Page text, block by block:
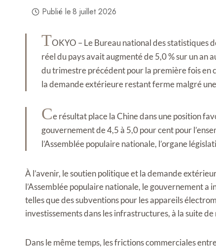
Publié le8 juillet 2026
TOKYO – Le Bureau national des statistiques
réel du pays avait augmenté de 5,0 % sur un an
du trimestre précédent pour la première fois en
la demande extérieure restant ferme malgré
Ce résultat place la Chine dans une position
gouvernement de 4,5 à 5,0 pour cent pour
l’Assemblée populaire nationale, l’organe
À l’avenir, le soutien politique et la demande
l’Assemblée populaire nationale, le gouvernement
telles que des subventions pour les appareils
investissements dans les infrastructures, à la suite
Dans le même temps, les frictions commerciales